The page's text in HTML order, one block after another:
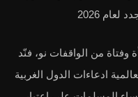
2026
أمام أكثر من 1700 امرأة وفتاة من الواقفات نو، فنّد
ادعاءات الدول الغربية